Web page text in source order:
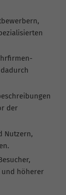
der
Nutzern,
und höherer